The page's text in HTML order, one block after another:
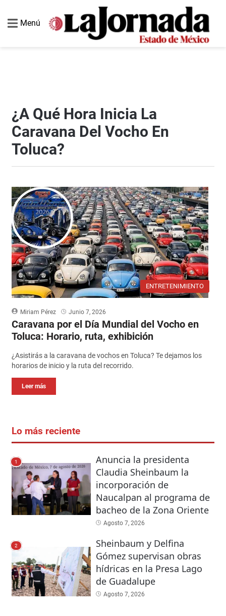
Menú
¿A Qué Hora Inicia La
Caravana Del Vocho En
Toluca?
ENTRETENIMIENTO
Miriam Pérez Junio 7, 2026
Caravana por el Día Mundial del Vocho en
Toluca: Horario, ruta, exhibición
¿Asistirás a la caravana de vochos en Toluca? Te dejamos los
horarios de inicio y la ruta del recorrido.
Leer más
Lo más reciente
1
Anuncia la presidenta
Claudia Sheinbaum la
incorporación de
Naucalpan al programa de
bacheo de la Zona Oriente
Agosto 7, 2026
2
Sheinbaum y Delfina
Gómez supervisan obras
hídricas en la Presa Lago
de Guadalupe
Agosto 7, 2026